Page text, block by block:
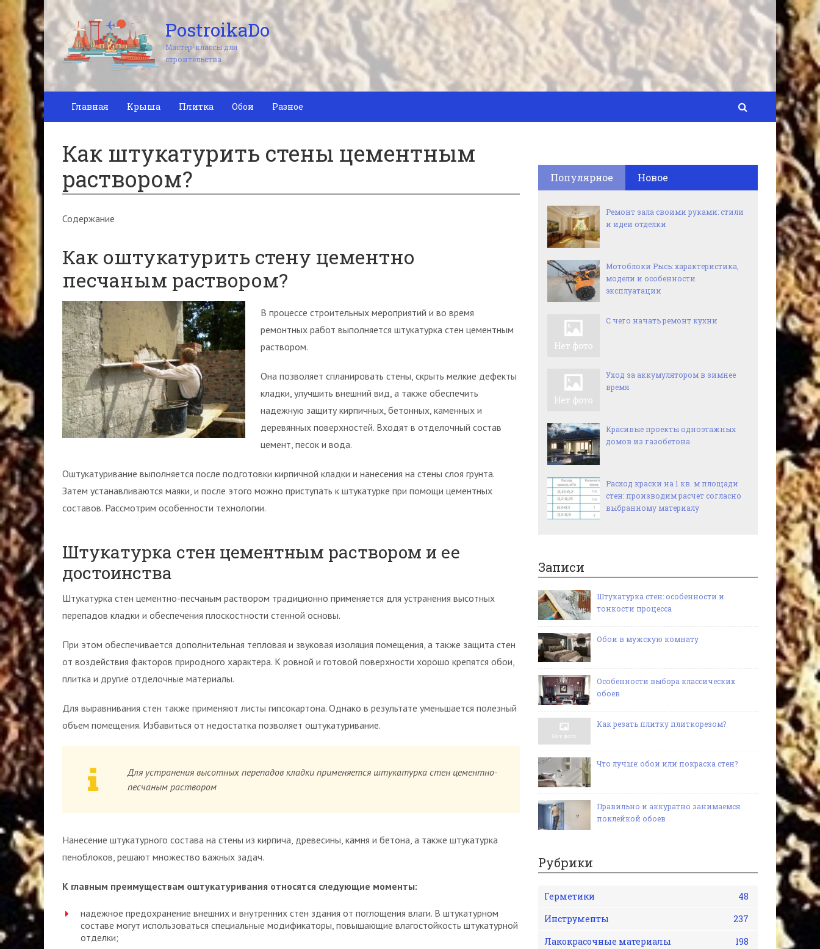
PostroikaDo
Мастер-классы для
строительства
Главная Крыша Плитка Обои Разное
Как штукатурить стены цементным
раствором?
Содержание
Как оштукатурить стену цементно
песчаным раствором?
В процессе строительных мероприятий и во время
ремонтных работ выполняется штукатурка стен цементным
раствором.
Она позволяет спланировать стены, скрыть мелкие дефекты
кладки, улучшить внешний вид, а также обеспечить
надежную защиту кирпичных, бетонных, каменных и
деревянных поверхностей. Входят в отделочный состав
цемент, песок и вода.
Оштукатуривание выполняется после подготовки кирпичной кладки и нанесения на стены слоя грунта.
Затем устанавливаются маяки, и после этого можно приступать к штукатурке при помощи цементных
составов. Рассмотрим особенности технологии.
Штукатурка стен цементным раствором и ее
достоинства
Штукатурка стен цементно-песчаным раствором традиционно применяется для устранения высотных
перепадов кладки и обеспечения плоскостности стенной основы.
При этом обеспечивается дополнительная тепловая и звуковая изоляция помещения, а также защита стен
от воздействия факторов природного характера. К ровной и готовой поверхности хорошо крепятся обои,
плитка и другие отделочные материалы.
Для выравнивания стен также применяют листы гипсокартона. Однако в результате уменьшается полезный
объем помещения. Избавиться от недостатка позволяет оштукатуривание.
Для устранения высотных перепадов кладки применяется штукатурка стен цементно-
песчаным раствором
Нанесение штукатурного состава на стены из кирпича, древесины, камня и бетона, а также штукатурка
пеноблоков, решают множество важных задач.
К главным преимуществам оштукатуривания относятся следующие моменты:
надежное предохранение внешних и внутренних стен здания от поглощения влаги. В штукатурном
составе могут использоваться специальные модификаторы, повышающие влагостойкость штукатурной
отделки;
Популярное Новое
Ремонт зала своими руками: стили
и идеи отделки
Мотоблоки Рысь: характеристика,
модели и особенности
эксплуатации
С чего начать ремонт кухни
Уход за аккумулятором в зимнее
время
Красивые проекты одноэтажных
домов из газобетона
Расход краски на 1 кв. м площади
стен: производим расчет согласно
выбранному материалу
Записи
Штукатурка стен: особенности и
тонкости процесса
Обои в мужскую комнату
Особенности выбора классических
обоев
Как резать плитку плиткорезом?
Что лучше: обои или покраска стен?
Правильно и аккуратно занимаемся
поклейкой обоев
Рубрики
Герметики
48
Инструменты
237
Лакокрасочные материалы
198